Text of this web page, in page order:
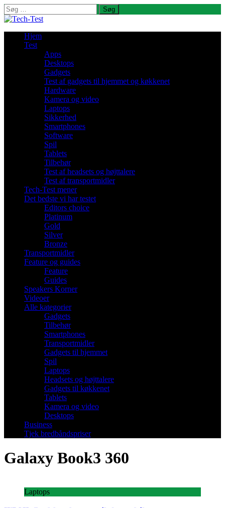
Søg
efter:
Hjem
Test
Apps
Desktops
Gadgets
Test af gadgets til hjemmet og køkkenet
Hardware
Kamera og video
Laptops
Sikkerhed
Smartphones
Software
Spil
Tablets
Tilbehør
Test af headsets og højttalere
Test af transportmidler
Tech-Test mener
Det bedste vi har testet
Editors choice
Platinum
Gold
Silver
Bronze
Transportmidler
Feature og guides
Feature
Guides
Speakers Korner
Videoer
Alle kategorier
Gadgets
Tilbehør
Smartphones
Transportmidler
Gadgets til hjemmet
Spil
Laptops
Headsets og højttalere
Gadgets til køkkenet
Tablets
Kamera og video
Desktops
Business
Tjek bredbåndspriser
Galaxy Book3 360
Laptops